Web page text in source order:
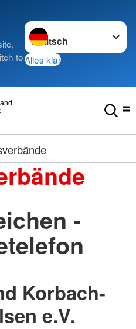
to
Sprache wechseln zu
Alles klar
-
Korbach-
e.V.